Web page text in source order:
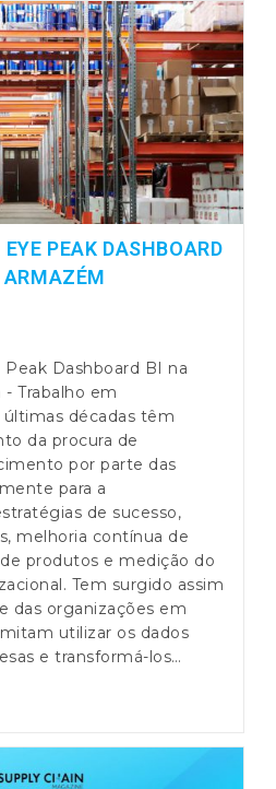
PEAK DASHBOARD
ARMAZÉM
Dashboard BI na
Trabalho em
décadas têm
da procura de
por parte das
para a
de sucesso,
melhoria contínua de
produtos e medição do
Tem surgido assim
das organizações em
utilizar os dados
e transformá-los…